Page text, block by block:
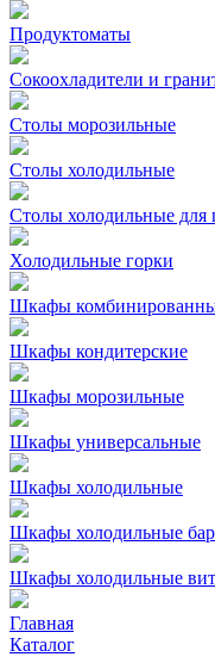
Продуктоматы
Сокоохладители и
Столы морозильные
Столы холодильные
Столы холодильные
Холодильные горки
Шкафы
Шкафы кондитерские
Шкафы морозильные
Шкафы универсальные
Шкафы холодильные
Шкафы холодильные
Шкафы холодильные
Главная
Каталог